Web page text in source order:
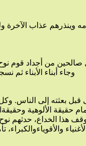
وجاء أبناء الأبناء ثم نسجت قصصا وحكايات حول التماثيل تعزو لها قوة خاصة واستغل إبليس الفرصة وأوهم الناس أن هذه تماثيل آلهة تملك النفع وتقدر على الضرر وبدأ الناس يعبدون هذه التماثيل.